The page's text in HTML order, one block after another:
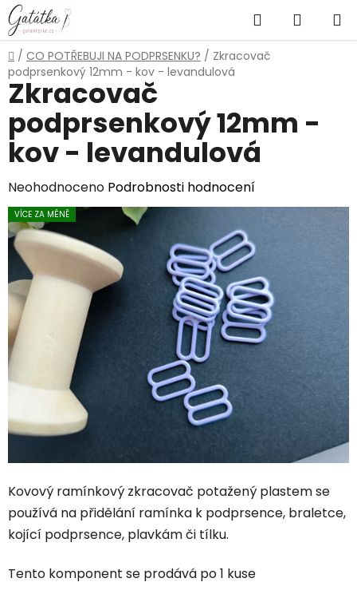
Přejít
na
obsah
Hledat
KOŠÍK
Domů
/ CO POTŘEBUJI NA PODPRSENKU? / Zkracovač
podprsenkový 12mm - kov - levandulová
Kovový ramínkový zkracovač potažený plastem se
používá na přidělání ramínka k podprsence, braletce,
kojící podprsence, plavkám či tílku.
Tento komponent se prodává po 1 kuse
Zkracovač
podprsenkový 12mm -
kov - levandulová
Průměrné
hodnocení
produktu
je
z
5
hvězdiček.
Neohodnoceno Podrobnosti hodnocení
VÍCE ZA MÉNĚ